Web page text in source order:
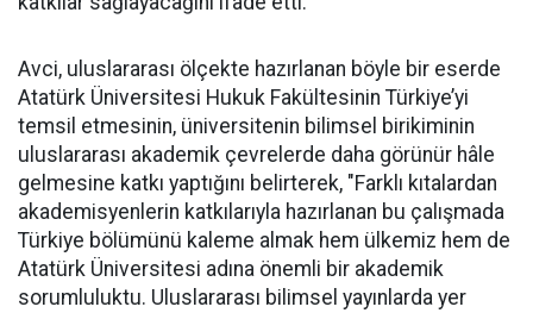
Avci, uluslararası ölçekte hazırlanan böyle bir eserde
Atatürk Üniversitesi Hukuk Fakültesinin Türkiye’yi
temsil etmesinin, üniversitenin bilimsel birikiminin
uluslararası akademik çevrelerde daha görünür hâle
gelmesine katkı yaptığını belirterek, "Farklı kıtalardan
akademisyenlerin katkılarıyla hazırlanan bu çalışmada
Türkiye bölümünü kaleme almak hem ülkemiz hem de
Atatürk Üniversitesi adına önemli bir akademik
sorumluluktu. Uluslararası bilimsel yayınlarda yer